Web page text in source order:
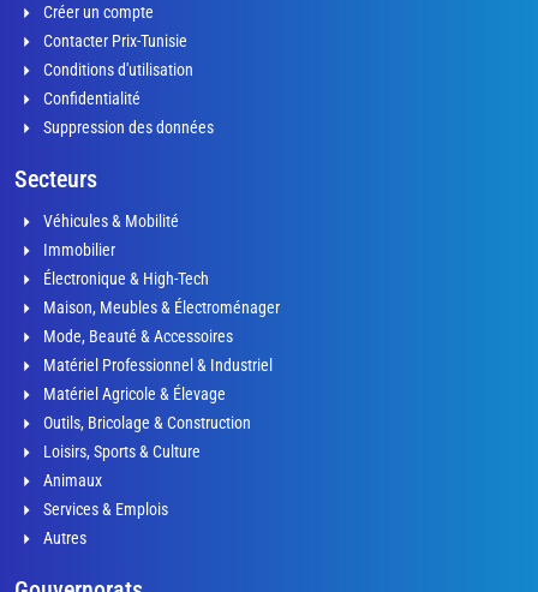
Créer un compte
Contacter Prix-Tunisie
Conditions d'utilisation
Confidentialité
Suppression des données
Secteurs
Véhicules & Mobilité
Immobilier
Électronique & High-Tech
Maison, Meubles & Électroménager
Mode, Beauté & Accessoires
Matériel Professionnel & Industriel
Matériel Agricole & Élevage
Outils, Bricolage & Construction
Loisirs, Sports & Culture
Animaux
Services & Emplois
Autres